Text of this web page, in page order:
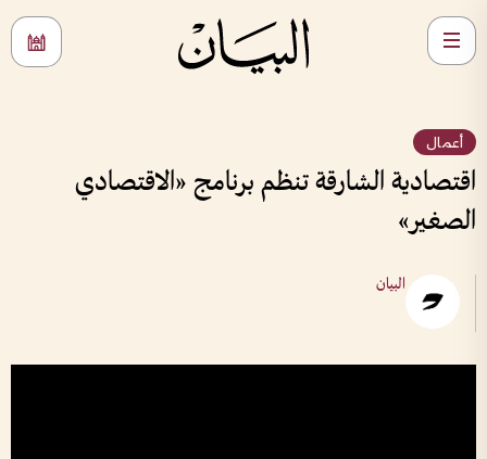
أعمال
اقتصادية الشارقة تنظم برنامج «الاقتصادي
الصغير»
البيان